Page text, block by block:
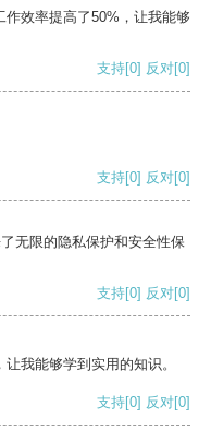
效率提高了50%，让我能够
支持[0] 反对[0]
支持[0] 反对[0]
无限的隐私保护和安全性保
支持[0] 反对[0]
我能够学到实用的知识。
支持[0] 反对[0]